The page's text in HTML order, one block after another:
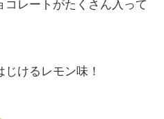
コレートがたくさん入って
けるレモン味！